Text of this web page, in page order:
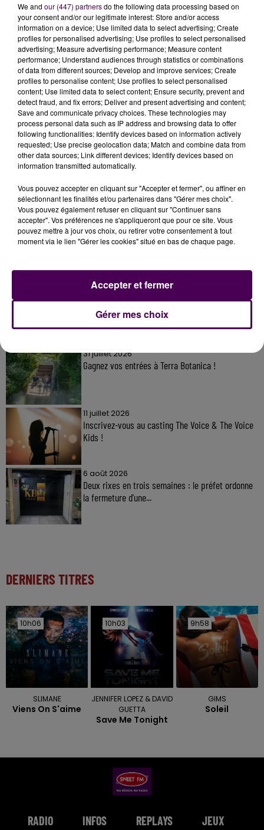
... A LIRE AUSSI :
Le Mans : retrouvez l'intégralité des sept listes
constituées en vue du premier tour des élections
municipales 🇫🇷
#Municipales2026https://t.co/dK1prbmcQ9
— Sweet FM (@SweetFmRadio)March 3, 2026
31 juillet 2026
Gagnez vos entrées à Terra Botanica !
11 juillet 2026
Inscrivez-vous au casting The Voice & The Voice
Kids !
6 août 2026
Deux rixes en trois semaines : le préfet ordonne
la fermeture d'une...
DERNIERS TITRES
10h06
10h06
SLIMANE
Viens On S'aime
10h03
10h03
JENNIFER LOPEZ & DAVID
GUETTA
Save Me Tonight
9h58
9h58
GIMS
Soleil
RADIO INFOS REPLAYS JEUX
We and our (447) partnersdo the following data processing based on
your consent and/or our legitimate interest: Store and/or access
information on a device; Use limited data to select advertising; Create
profiles for personalised advertising; Use profiles to select personalised
advertising; Measure advertising performance; Measure content
performance; Understand audiences through statistics or combinations
of data from different sources; Develop and improve services; Create
profiles to personalise content; Use profiles to select personalised
content; Use limited data to select content; Ensure security, prevent and
detect fraud, and fix errors; Deliver and present advertising and content;
Save and communicate privacy choices. These technologies may
process personal data such as IP address and browsing data to offer
following functionalities: Identify devices based on information actively
requested; Use precise geolocation data; Match and combine data from
other data sources; Link different devices; Identify devices based on
information transmitted automatically.
Vous pouvez accepter en cliquant sur "Accepter et fermer", ou affiner en
sélectionnant les finalités et/ou partenaires dans "Gérer mes choix".
Vous pouvez également refuser en cliquant sur "Continuer sans
accepter". Vos préférences ne s'appliqueront que pour ce site. Vous
pouvez mettre à jour vos choix, ou retirer votre consentement à tout
moment via le lien "Gérer les cookies" situé en bas de chaque page.
Gérer mes choix
Accepter et fermer